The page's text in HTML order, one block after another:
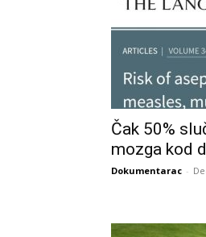
Čak 50%
mozga kod
Dokumentarac -